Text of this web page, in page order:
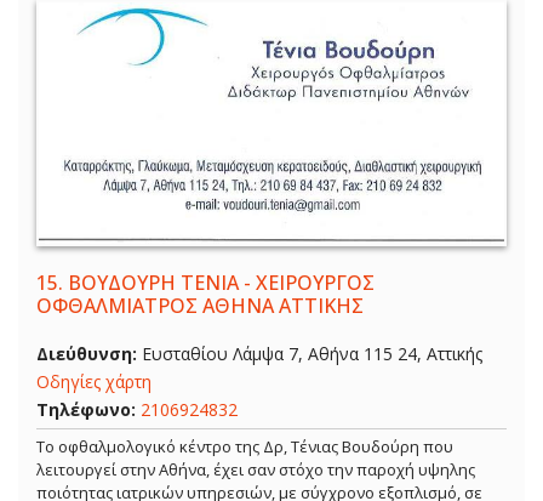
15. ΒΟΥΔΟΥΡΗ ΤΕΝΙΑ - ΧΕΙΡΟΥΡΓΟΣ
ΟΦΘΑΛΜΙΑΤΡΟΣ ΑΘΗΝΑ ΑΤΤΙΚΗΣ
Διεύθυνση: Ευσταθίου Λάμψα 7, Αθήνα 115 24, Αττικής
Οδηγίες χάρτη
Τηλέφωνο: 2106924832
Το οφθαλμολογικό κέντρο της Δρ, Τένιας Βουδούρη που
λειτουργεί στην Αθήνα, έχει σαν στόχο την παροχή υψηλης
ποιότητας ιατρικών υπηρεσιών, με σύγχρονο εξοπλισμό, σε